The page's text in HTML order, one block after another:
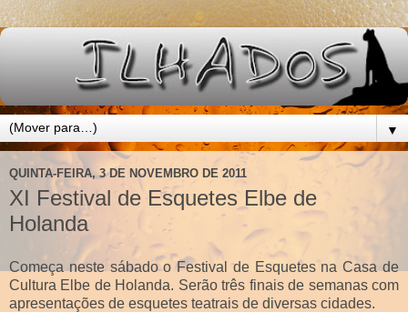
▼
QUINTA-FEIRA, 3 DE NOVEMBRO DE 2011
XI Festival de Esquetes Elbe de
Holanda
Começa neste sábado o Festival de Esquetes na Casa de
Cultura Elbe de Holanda. Serão três finais de semanas com
apresentações de esquetes teatrais de diversas cidades.